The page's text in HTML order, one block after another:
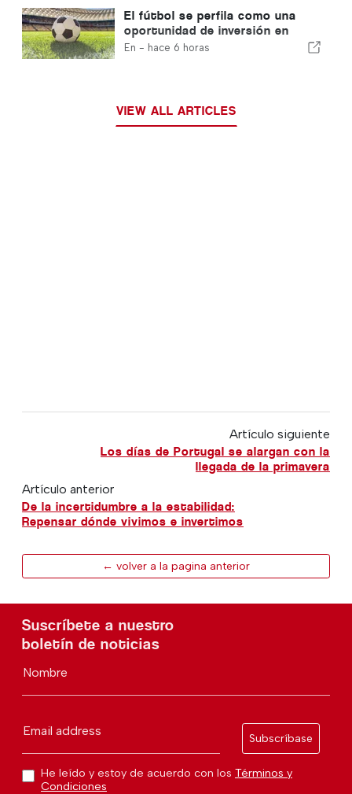
El fútbol se perfila como una
oportunidad de inversión en
auge en toda Europa
En - hace 6 horas
VIEW ALL ARTICLES
Artículo siguiente
Los días de Portugal se alargan con la
llegada de la primavera
Artículo anterior
De la incertidumbre a la estabilidad:
Repensar dónde vivimos e invertimos
← volver a la pagina anterior
Suscríbete a nuestro
boletín de noticias
Nombre
Email address
Subscríbase
He leído y estoy de acuerdo con los Términos y
Condiciones